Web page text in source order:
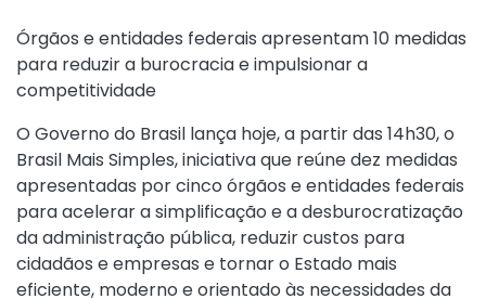
Órgãos e entidades federais apresentam 10 medidas
para reduzir a burocracia e impulsionar a
competitividade
O Governo do Brasil lança hoje, a partir das 14h30, o
Brasil Mais Simples, iniciativa que reúne dez medidas
apresentadas por cinco órgãos e entidades federais
para acelerar a simplificação e a desburocratização
da administração pública, reduzir custos para
cidadãos e empresas e tornar o Estado mais
eficiente, moderno e orientado às necessidades da